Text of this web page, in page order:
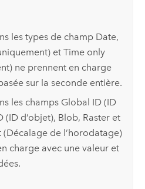
les types de champ Date,
et Time only
ne prennent en charge
sur la seconde entière.
les champs Global ID (ID
d’objet), Blob, Raster et
de l’horodatage)
charge avec une valeur et